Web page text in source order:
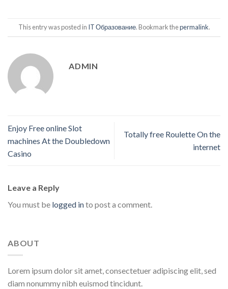
This entry was posted in IT Образование. Bookmark thepermalink.
ADMIN
Enjoy Free online Slot
machines At the Doubledown
Casino
Totally free Roulette On the
internet
Leave a Reply
You must be logged into post a comment.
ABOUT
Lorem ipsum dolor sit amet, consectetuer adipiscing elit, sed
diam nonummy nibh euismod tincidunt.